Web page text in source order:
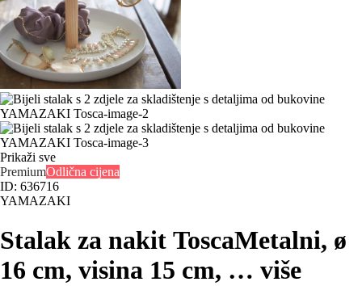
Prikaži sve
PremiumOdlična cijena
ID: 636716
YAMAZAKI
Stalak za nakit ToscaMetalni, ø
16 cm, visina 15 cm, … više